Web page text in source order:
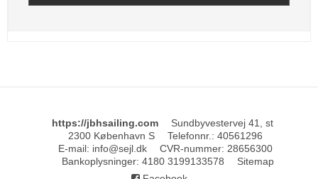
https://jbhsailing.com
Sundbyvestervej 41, st
2300 København S
Telefonnr.: 40561296
E-mail: info@sejl.dk CVR-nummer: 28656300
Bankoplysninger: 4180 3199133578
Sitemap